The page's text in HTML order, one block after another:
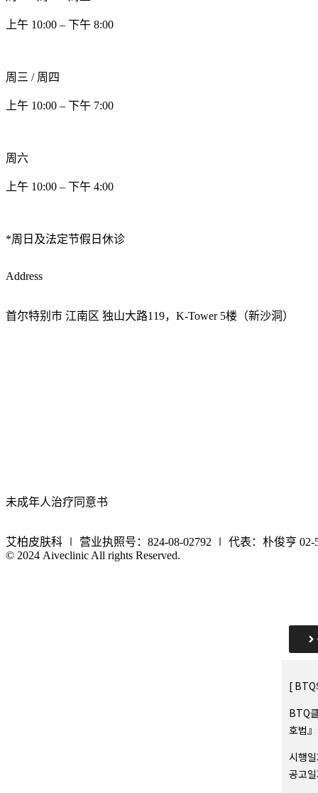
上午 10:00 – 下午 8:00
周三 / 周四
上午 10:00 – 下午 7:00
周六
上午 10:00 – 下午 4:00
*周日及法定节假日休诊
Address
首尔特别市 江南区 独山大路119，K-Tower 5楼（新沙洞）
未成年人治疗同意书
艾柏皮肤科 ∣ 营业执照号：824-08-02792 ∣ 代表：朴俊亨 02-
© 2024 Aiveclinic All rights Reserved.
[ BTQ
BTQ
호법
시행
공고